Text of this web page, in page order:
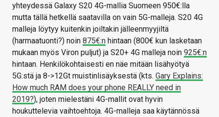
yhteydessä Galaxy S20 4G-mallia Suomeen 950€:lla
mutta tällä hetkellä saatavilla on vain 5G-malleja. S20 4G
malleja löytyy kuitenkin joiltakin jälleenmyyjiltä
(harmaatuonti?) noin 875€:n hintaan (800€ kun lasketaan
mukaan myös Viron puljut) ja S20+ 4G malleja noin 925€:n
hintaan. Henkilökohtaisesti en näe mitään lisähyötyä
5G:stä ja 8->12Gt muistinlisäyksestä (kts. Gary Explains:
How much RAM does your phone REALLY need in
2019?), joten mielestäni 4G-mallit ovat hyvin
houkuttelevia vaihtoehtoja. 4G-malleja saa käytännössä